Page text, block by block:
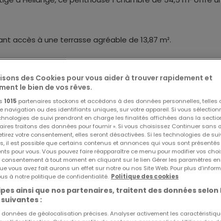
accès à une terrasse agréable de 13,87 m².
salle de douche privative et bénéficie d'un accès direct à
d'acceptation)
RéfatHome
Réf Agence
des Cookies pour vous aider à trouver rapidement et
le bien de vos rêves.
1015 partenaires stockons et accédons à des données personnelles, telles
navigation ou des identifiants uniques, sur votre appareil. Si vous
de suivi prendront en charge les finalités affichées dans la
traitons des données pour fournir ». Si vous choisissez Continuer sans
votre consentement, elles seront désactivées. Si les technologies de
il est possible que certains contenus et annonces qui vous sont
pour vous. Vous pouvez faire réapparaître ce menu pour modifier vos
consentement à tout moment en cliquant sur le lien Gérer les paramètres
vous avez fait aurons un effet sur notre ou nos Site Web. Pour plus
à notre politique de confidentialité. Politique des cookies
ainsi que nos partenaires, traitent des données selon
:
données de géolocalisation précises. Analyser activement les